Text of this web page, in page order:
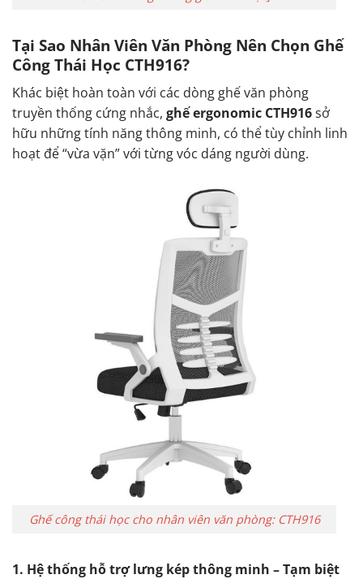
Tại Sao Nhân Viên Văn Phòng Nên Chọn Ghế
Công Thái Học CTH916?
Khác biệt hoàn toàn với các dòng ghế văn phòng
truyền thống cứng nhắc, ghế ergonomic CTH916sở
hữu những tính năng thông minh, có thể tùy chỉnh linh
hoạt để “vừa vặn” với từng vóc dáng người dùng.
Ghế công thái học cho nhân viên văn phòng: CTH916
1. Hệ thống hỗ trợ lưng kép thông minh – Tạm biệt